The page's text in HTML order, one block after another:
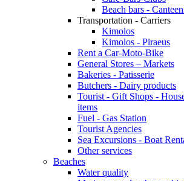
Beach bars -
Transportation - Carriers
Kimolos
Kimolos - Piraeus
Rent a Car-Moto-Bike
General Stores – Markets
Bakeries - Patisserie
Butchers - Dairy products
Tourist - Gift Shops -
items
Fuel - Gas Station
Tourist Agencies
Sea Excursions - Boat
Other services
Beaches
Water quality